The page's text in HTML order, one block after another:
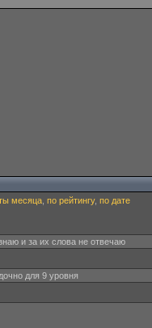
месяца по рейтингу, по дате
и за их слова не отвечаю
для 9 уровня